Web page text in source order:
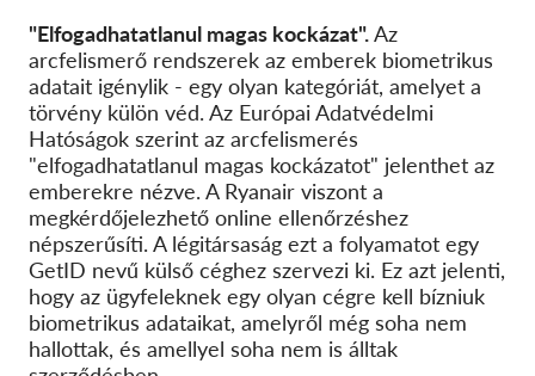
"Elfogadhatatlanul magas kockázat".Az
arcfelismerő rendszerek az emberek biometrikus
adatait igénylik - egy olyan kategóriát, amelyet a
törvény külön véd. Az Európai Adatvédelmi
Hatóságok szerint az arcfelismerés
"elfogadhatatlanul magas kockázatot" jelenthet az
emberekre nézve. A Ryanair viszont a
megkérdőjelezhető online ellenőrzéshez
népszerűsíti. A légitársaság ezt a folyamatot egy
GetID nevű külső céghez szervezi ki. Ez azt jelenti,
hogy az ügyfeleknek egy olyan cégre kell bízniuk
biometrikus adataikat, amelyről még soha nem
hallottak, és amellyel soha nem is álltak